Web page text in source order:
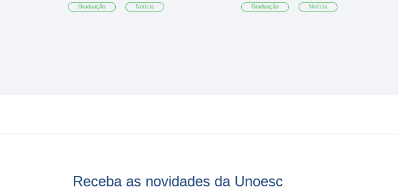
Graduação Notícia Graduação Notícia
Receba as novidades da Unoesc